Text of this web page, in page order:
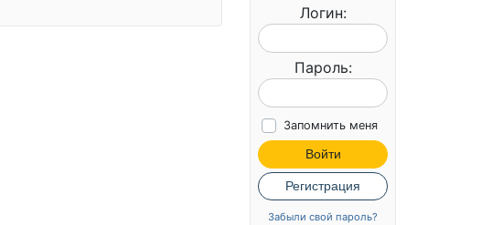
Логин:
Пароль:
Запомнить меня
Войти
Регистрация
Забыли свой пароль?